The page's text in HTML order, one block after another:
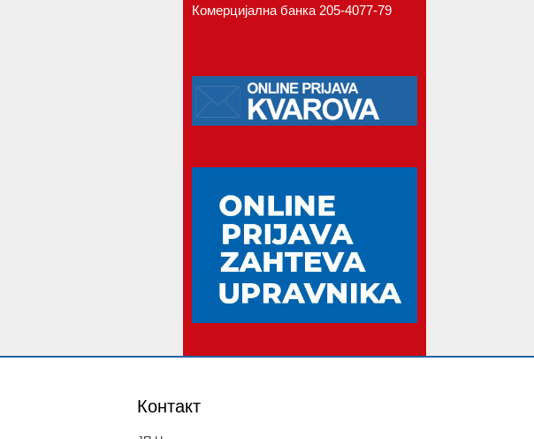
Комерцијална банка 205-4077-79
Контакт